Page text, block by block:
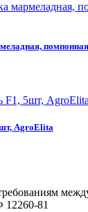
AgroElita
81